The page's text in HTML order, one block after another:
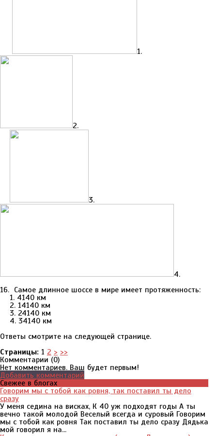
1.
2.
3.
4.
16. Самое длинное шоссе в мире имеет протяженность:
1. 4140 км
2. 14140 км
3. 24140 км
4. 34140 км
Ответы смотрите на следующей странице.
Страницы: 1 2 > >>
Комментарии (0)
Нет комментариев. Ваш будет первым!
Добавить комментарий
Свежее в блогах
Говорим мы с тобой как ровня, так поставил ты дело
сразу
У меня седина на висках, К 40 уж подходят годы А ты
вечно такой молодой Веселый всегда и суровый Говорим
мы с тобой как ровня Так поставил ты дело сразу Дядька
мой говорил я на...